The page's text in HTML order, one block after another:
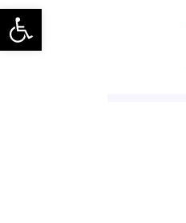
Ouvrir la barre d’outils